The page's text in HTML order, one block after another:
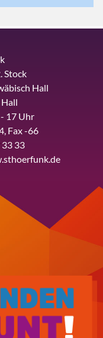
Stock
Hall
17 Uhr
Fax -66
33